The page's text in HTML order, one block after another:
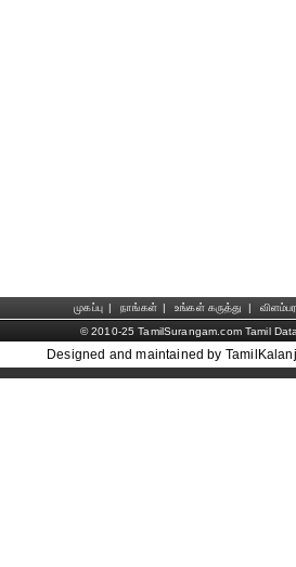
முகப்பு | நாங்கள் | உங்கள் கருத்து |
© 2010-25 TamilSurangam.com Tamil
Designed and maintained by